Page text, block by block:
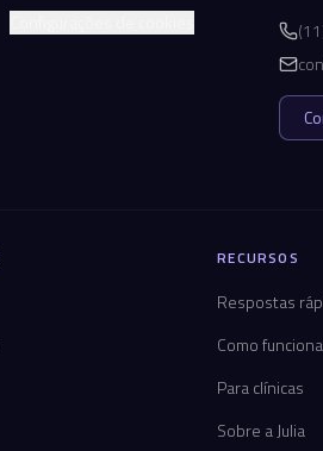
RECURSOS
Respostas
Como funciona
Para clínicas
Sobre a Julia